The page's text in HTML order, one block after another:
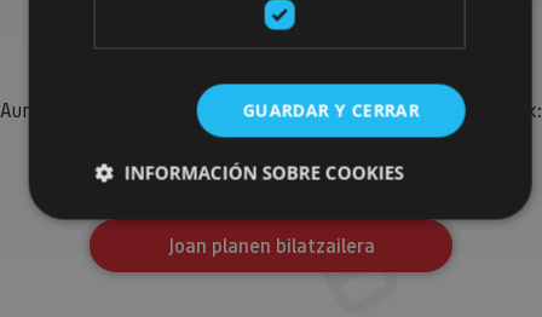
Bilatu plan gehiago
Aurkitu zure bidaia Nafarroan osatzeko planak eta iradokizunak:
jarduera antolatuak, bisitak eta agendaren ekitaldi
garrantzitsuenak.
Joan planen bilatzailera
GUARDAR Y CERRAR
INFORMACIÓN SOBRE COOKIES
Cookies estrictamente necesarias